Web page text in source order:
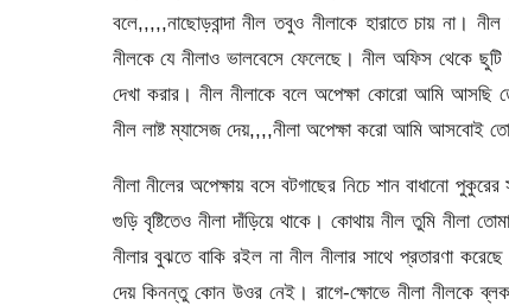
বলে,,,,,নাছোড়বান্দা নীল তবুও নীলাকে হারাতে চায় না।
নীলকে যে নীলাও ভালবেসে ফেলেছে। নীল অফিস থেকে ছুটি
দেখা করার। নীল নীলাকে বলে অপেক্ষা কোরো আমি আসছি
নীল লাষ্ট ম্যাসেজ দেয়,,,,নীলা অপেক্ষা করো আমি আসবোই
নীলা নীলের অপেক্ষায় বসে বটগাছের নিচে শান বাধানো
গুড়ি বৃষ্টিতেও নীলা দাঁড়িয়ে থাকে। কোথায় নীল তুমি নীলা
নীলার বুঝতে বাকি রইল না নীল নীলার সাথে প্রতারণা
দেয় কিনন্তু কোন উওর নেই। রাগে-ক্ষোভে নীলা নীলকে